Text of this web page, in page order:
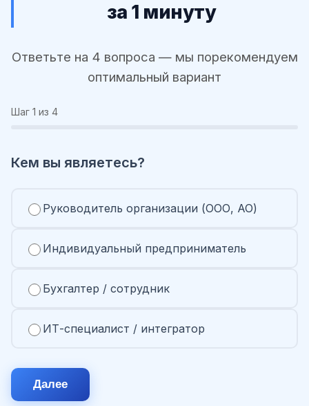
за 1 минуту
Ответьте на 4 вопроса — мы порекомендуем
оптимальный вариант
Шаг 1 из 4
Кем вы являетесь?
Руководитель организации (ООО, АО)
Индивидуальный предприниматель
Бухгалтер / сотрудник
ИТ-специалист / интегратор
Далее